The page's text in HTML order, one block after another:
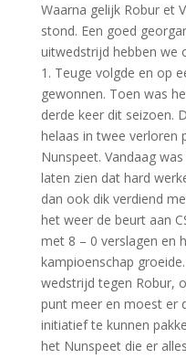
Waarna gelijk Robur et
stond. Een goed
uitwedstrijd hebben we
1. Teuge volgde en op
gewonnen. Toen was
derde keer dit seizoen.
helaas in twee verloren
Nunspeet. Vandaag
laten zien dat hard
dan ook dik verdiend
het weer de beurt aan
met 8 – 0 verslagen en
kampioenschap
wedstrijd tegen Robur,
punt meer en moest er
initiatief te kunnen
het Nunspeet die er